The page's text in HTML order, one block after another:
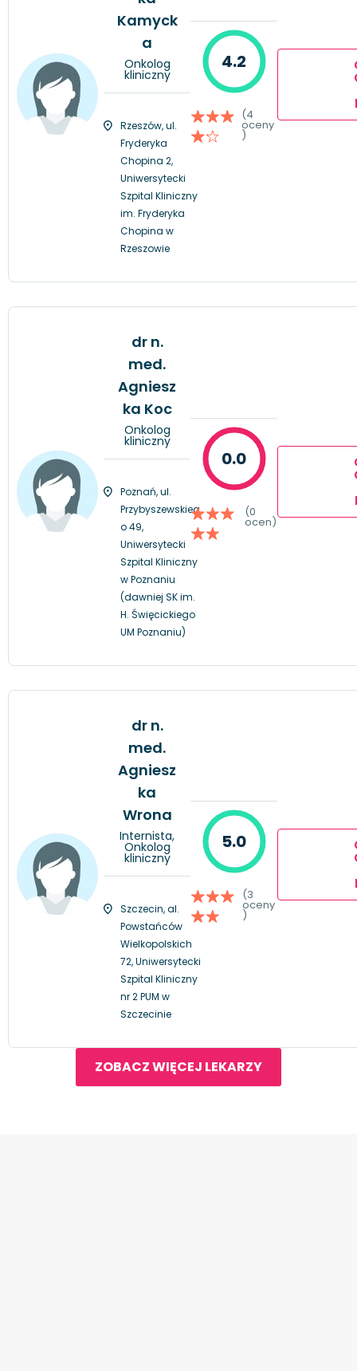
Kamyck
a
Onkolog
kliniczny
Rzeszów, ul.
Fryderyka
Chopina 2,
Uniwersytecki
Szpital Kliniczny
im. Fryderyka
Chopina w
Rzeszowie
4.2
(4
oceny
)
dr n.
med.
Agniesz
ka Koc
Onkolog
kliniczny
Poznań, ul.
Przybyszewskieg
o 49,
Uniwersytecki
Szpital Kliniczny
w Poznaniu
(dawniej SK im.
H. Święcickiego
UM Poznaniu)
0.0
(0
ocen)
dr n.
med.
Agniesz
ka
Wrona
Internista,
Onkolog
kliniczny
Szczecin, al.
Powstańców
Wielkopolskich
72, Uniwersytecki
Szpital Kliniczny
nr 2 PUM w
Szczecinie
5.0
(3
oceny
)
ZOBACZ WIĘCEJ LEKARZY